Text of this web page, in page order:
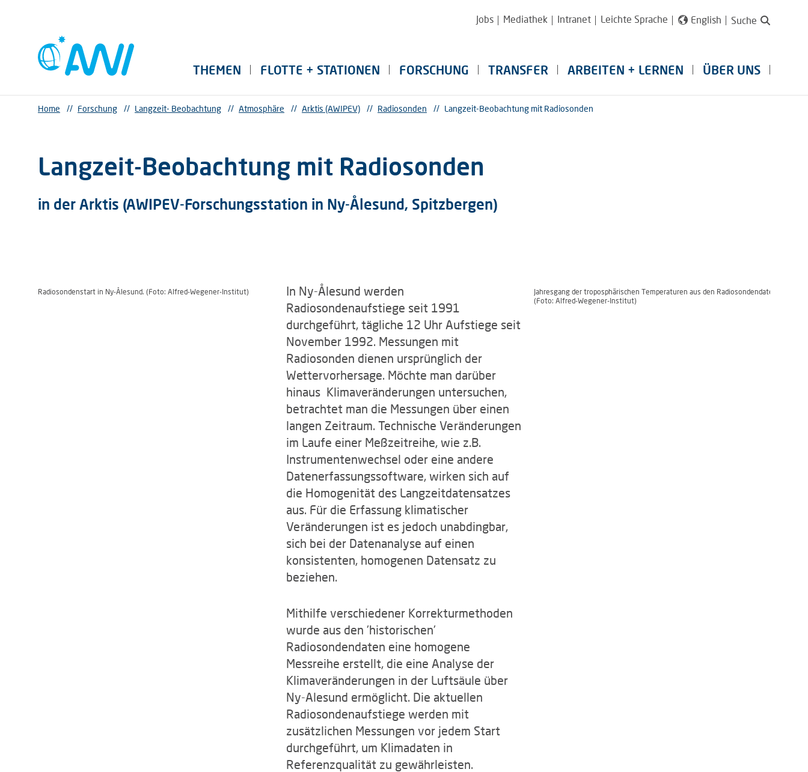
Jobs Mediathek Intranet Leichte Sprache English Suche
THEMEN FLOTTE + STATIONEN FORSCHUNG TRANSFER ARBEITEN + LERNEN ÜBER UNS
Home // Forschung // Langzeit- Beobachtung // Atmosphäre // Arktis (AWIPEV) // Radiosonden // Langzeit-Beobachtung mit Radiosonden
Langzeit-Beobachtung mit Radiosonden
in der Arktis (AWIPEV-Forschungsstation in Ny-Ålesund, Spitzbergen)
Radiosondenstart in Ny-Ålesund. (Foto: Alfred-Wegener-Institut)
In Ny-Ålesund werden
Radiosondenaufstiege seit 1991
durchgeführt, tägliche 12 Uhr Aufstiege seit
November 1992. Messungen mit
Radiosonden dienen ursprünglich der
Wettervorhersage. Möchte man darüber
hinaus Klimaveränderungen untersuchen,
betrachtet man die Messungen über einen
langen Zeitraum. Technische Veränderungen
im Laufe einer Meßzeitreihe, wie z.B.
Instrumentenwechsel oder eine andere
Datenerfassungssoftware, wirken sich auf
die Homogenität des Langzeitdatensatzes
aus. Für die Erfassung klimatischer
Veränderungen ist es jedoch unabdingbar,
sich bei der Datenanalyse auf einen
konsistenten, homogenen Datensatz zu
beziehen.
Mithilfe verschiedener Korrekturmethoden
wurde aus den 'historischen'
Radiosondendaten eine homogene
Messreihe erstellt, die eine Analyse der
Klimaveränderungen in der Luftsäule über
Ny-Alesund ermöglicht. Die aktuellen
Radiosondenaufstiege werden mit
zusätzlichen Messungen vor jedem Start
durchgeführt, um Klimadaten in
Referenzqualität zu gewährleisten.
Jahresgang der troposphärischen Temperaturen aus den Radiosondendaten 1993
(Foto: Alfred-Wegener-Institut)